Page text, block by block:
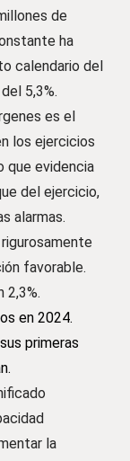
de
ha
calendario del
5,3%.
es el
los ejercicios
que evidencia
del ejercicio,
alarmas.
favorable.
2,3%.
en 2024.
primeras
la